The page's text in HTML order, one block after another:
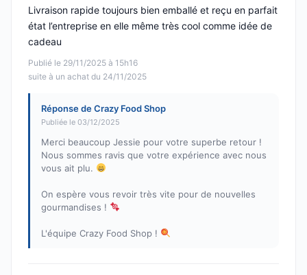
Publié le 29/11/2025 à 15h16
suite à un achat du 24/11/2025
Livraison rapide toujours bien emballé et reçu en parfait
état l’entreprise en elle même très cool comme idée de
cadeau
Réponse de Crazy Food Shop
Publiée le 03/12/2025
Merci beaucoup Jessie pour votre superbe retour !
Nous sommes ravis que votre expérience avec nous
vous ait plu.
On espère vous revoir très vite pour de nouvelles
gourmandises !
L'équipe Crazy Food Shop !